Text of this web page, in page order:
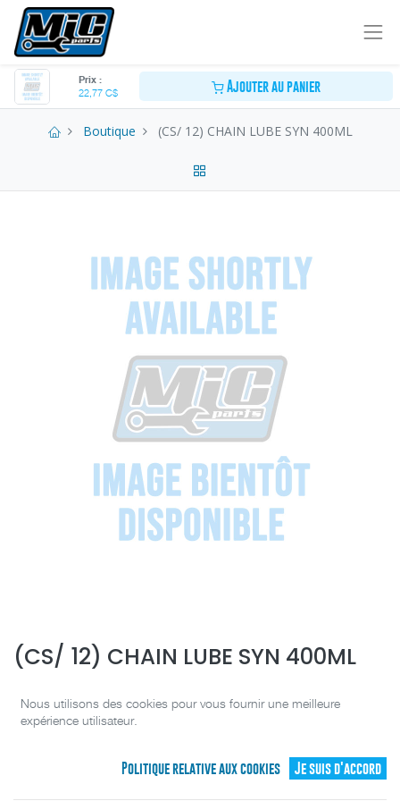
Prix :
22,77 C$ Ajouter au panier
Boutique (CS/ 12) CHAIN LUBE SYN 400ML
(CS/ 12) CHAIN LUBE SYN 400ML
(0 avis)
22,95C$
Nous utilisons des cookies pour vous fournir une meilleure
expérience utilisateur.
Politique relative aux cookies Je suis d'accord